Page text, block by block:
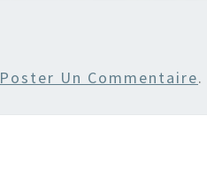
Poster Un Commentaire.